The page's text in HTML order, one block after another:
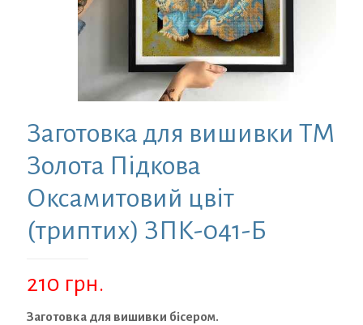
Заготовка для вишивки ТМ
Золота Підкова
Оксамитовий цвіт
(триптих) ЗПК-041-Б
210 грн.
Заготовка для вишивки бісером.